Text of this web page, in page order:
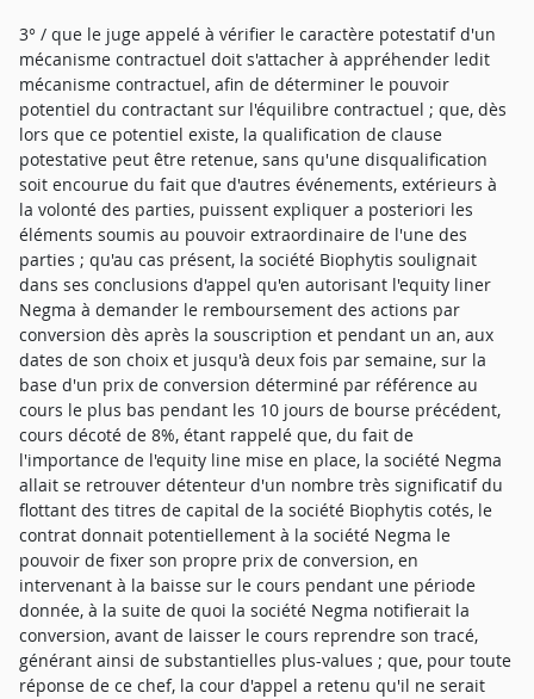
3° / que le juge appelé à vérifier le caractère potestatif d'un
mécanisme contractuel doit s'attacher à appréhender ledit
mécanisme contractuel, afin de déterminer le pouvoir
potentiel du contractant sur l'équilibre contractuel ; que, dès
lors que ce potentiel existe, la qualification de clause
potestative peut être retenue, sans qu'une disqualification
soit encourue du fait que d'autres événements, extérieurs à
la volonté des parties, puissent expliquer a posteriori les
éléments soumis au pouvoir extraordinaire de l'une des
parties ; qu'au cas présent, la société Biophytis soulignait
dans ses conclusions d'appel qu'en autorisant l'equity liner
Negma à demander le remboursement des actions par
conversion dès après la souscription et pendant un an, aux
dates de son choix et jusqu'à deux fois par semaine, sur la
base d'un prix de conversion déterminé par référence au
cours le plus bas pendant les 10 jours de bourse précédent,
cours décoté de 8%, étant rappelé que, du fait de
l'importance de l'equity line mise en place, la société Negma
allait se retrouver détenteur d'un nombre très significatif du
flottant des titres de capital de la société Biophytis cotés, le
contrat donnait potentiellement à la société Negma le
pouvoir de fixer son propre prix de conversion, en
intervenant à la baisse sur le cours pendant une période
donnée, à la suite de quoi la société Negma notifierait la
conversion, avant de laisser le cours reprendre son tracé,
générant ainsi de substantielles plus-values ; que, pour toute
réponse de ce chef, la cour d'appel a retenu qu'il ne serait